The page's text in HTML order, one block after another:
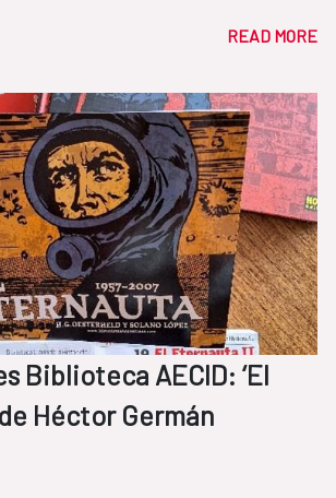
READ MORE
Biblioteca AECID: ‘El
Héctor Germán